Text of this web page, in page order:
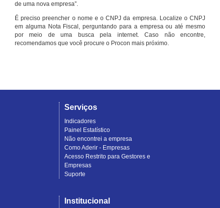
de uma nova empresa”.
É preciso preencher o nome e o CNPJ da empresa. Localize o CNPJ
em alguma Nota Fiscal, perguntando para a empresa ou até mesmo
por meio de uma busca pela internet. Caso não encontre,
recomendamos que você procure o Procon mais próximo.
Serviços
Indicadores
Painel Estatístico
Não encontrei a empresa
Como Aderir - Empresas
Acesso Restrito para Gestores e
Empresas
Suporte
Institucional